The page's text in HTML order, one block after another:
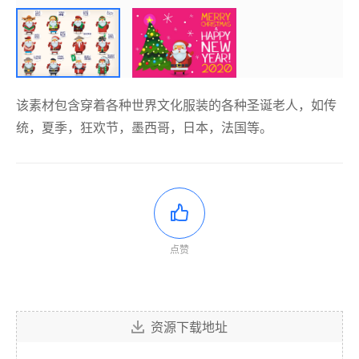
该素材包含穿着各种世界文化服装的各种圣诞老人，如传
统，夏季，狂欢节，墨西哥，日本，法国等。
点赞
资源下载地址